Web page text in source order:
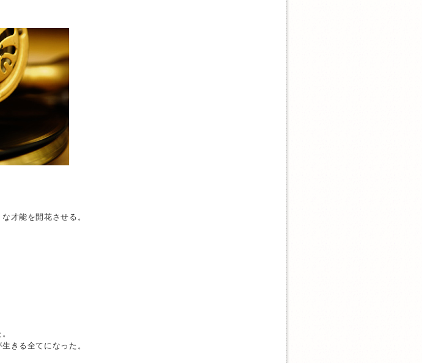
才能を開花させる。
きる全てになった。